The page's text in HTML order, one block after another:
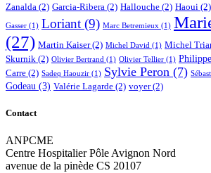
Zanalda (2) Garcia-Ribera (2) Hallouche (2) Haoui (2)
Gasser (1) Loriant (9) Marc Betremieux (1)
(27) Martin Kaiser(2) Michel David (1) Michel
Skurnik (2) Olivier Bertrand (1) Olivier Tellier (1)
Carre (2) Sadeq Haouzir (1) Sylvie Peron (7)
Godeau (3) Valérie Lagarde (2) voyer(2)
Contact
ANPCME
Centre Hospitalier Pôle Avignon Nord
avenue de la pinède CS 20107